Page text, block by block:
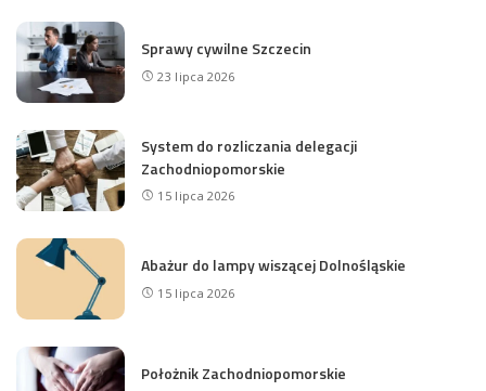
Sprawy cywilne Szczecin
23 lipca 2026
System do rozliczania delegacji
Zachodniopomorskie
15 lipca 2026
Abażur do lampy wiszącej Dolnośląskie
15 lipca 2026
Położnik Zachodniopomorskie